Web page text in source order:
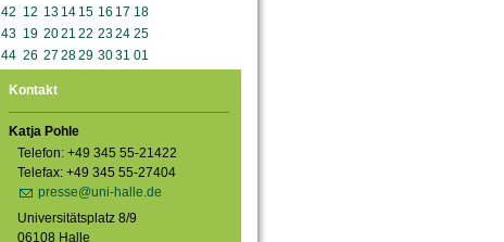
42 12 13 14 15 16 17 18
43 19 2021 22 2324 25
44 26 27 2829 3031 01
Kontakt
Katja Pohle
Telefon: +49 345 55-21422
Telefax: +49 345 55-27404
presse@uni-halle.de
Universitätsplatz 8/9
06108 Halle